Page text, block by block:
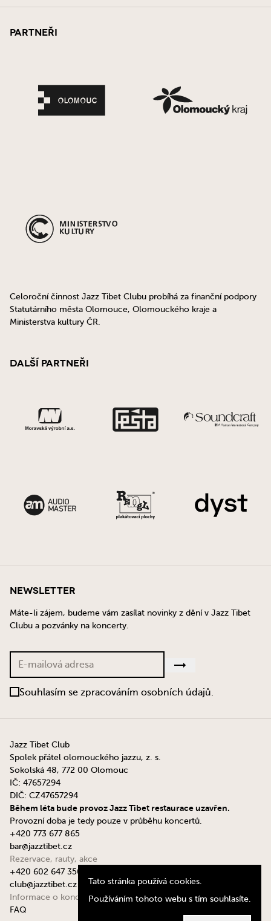
Partneři
Celoroční činnost Jazz Tibet Clubu probíhá za finanční podpory
Statutárního města Olomouce, Olomouckého kraje a
Ministerstva kultury ČR.
Další partneři
Newsletter
Máte-li zájem, budeme vám zasílat novinky z dění v Jazz Tibet
Clubu a pozvánky na koncerty.
Souhlasím se zpracováním osobních údajů.
Jazz Tibet Club
Spolek přátel olomouckého jazzu, z. s.
Sokolská 48, 772 00 Olomouc
IČ: 47657294
DIČ: CZ47657294
Během léta bude provoz Jazz Tibet restaurace uzavřen.
Provozní doba je tedy pouze v průběhu koncertů.
+420 773 677 865
bar@jazztibet.cz
Rezervace, rauty, akce
+420 602 647 350
club@jazztibet.cz
Informace o koncertech
FAQ
Tato stránka používá cookies.
Používáním tohoto webu s tím souhlasíte.